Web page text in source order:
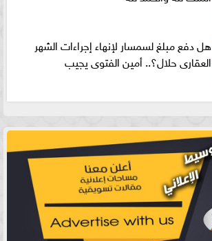
هل دفع مبلغ لسمسار لإنهاء إجراءات الشهر
العقارى حلال؟.. أمين الفتوى يجيب